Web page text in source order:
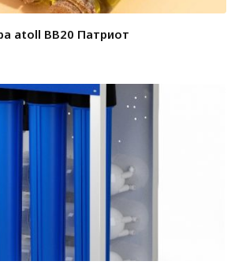
atoll BB20 Патриот